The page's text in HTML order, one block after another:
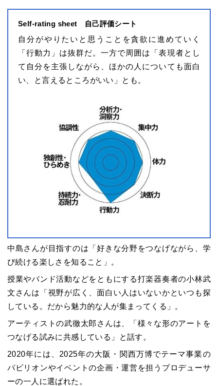
Self-rating sheet 自己評価シート
自分がやりたいと思うことを貪欲に進めていく
「行動力」は抜群だ。一方で周囲は「表現者とし
て自分を主張しながら、ほかの人についても面白
い、と言えるところがいい」とも。
中島さんが目指すのは「好きな分野をつなげながら、学
び続ける楽しさを知ること」。
授業やバンド活動などをともにする打楽器奏者の小林武
文さんは「視野が広く、面白い人はいないかといつも探
している。だから魅力的な人が集まってくる」。
アーティストの武徹太郎さんは、「様々な形のアートを
つなげる試みに共感している」と話す。
2020年には、2025年の大阪・関西万博でテーマ事業の
パビリオンやイベントの企画・運営を担うプロデューサ
ーの一人に選ばれた。